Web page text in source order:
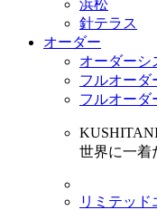
浜松
針テラス
オーダー
オーダーシ
フルオーダ
フルオーダ
世界に一着
リミ